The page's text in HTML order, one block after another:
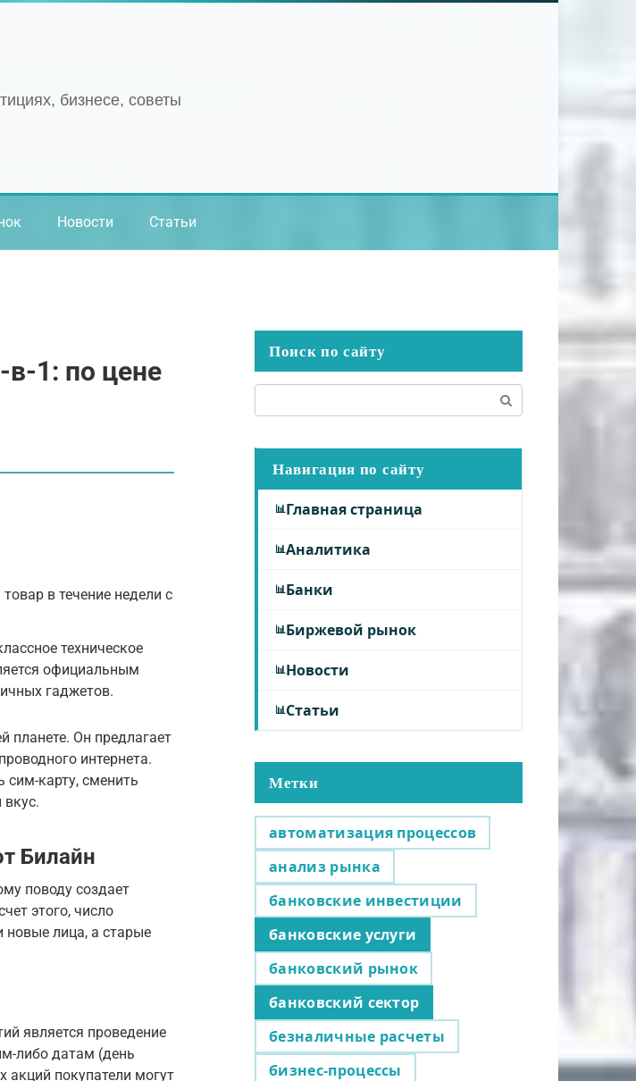
бизнесе, советы
Новости Статьи
в-1: по цене
в течение недели с
техническое
официальным
гаджетов.
планете. Он предлагает
интернета.
сим-карту, сменить
Билайн
поводу создает
этого, число
новые лица, а старые
является проведение
либо датам (день
покупатели могут
Поиск по сайту
Навигация по сайту
Главная страница
Аналитика
Банки
Биржевой рынок
Новости
Статьи
Метки
автоматизация процессов
анализ рынка
банковские инвестиции
банковские услуги
банковский рынок
банковский сектор
безналичные расчеты
бизнес-процессы